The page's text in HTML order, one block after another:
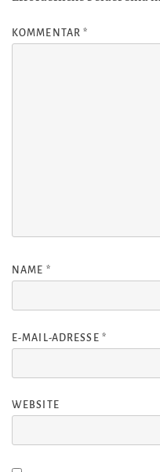
KOMMENTAR*
NAME *
E-MAIL-ADRESSE *
WEBSITE